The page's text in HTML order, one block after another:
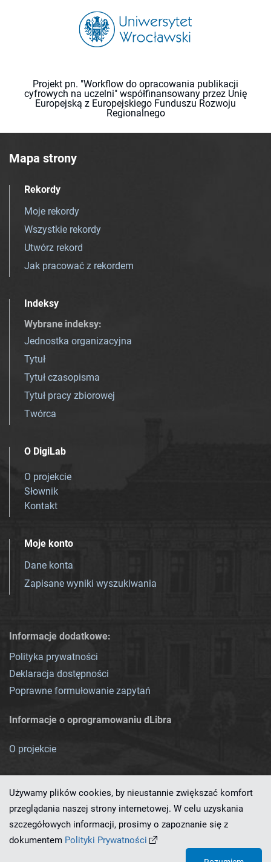
Projekt pn. "Workflow do opracowania publikacji
cyfrowych na uczelni" współfinansowany przez Unię
Europejską z Europejskiego Funduszu Rozwoju
Regionalnego
Mapa strony
Rekordy
Moje rekordy
Wszystkie rekordy
Utwórz rekord
Jak pracować z rekordem
Indeksy
Wybrane indeksy:
Jednostka organizacyjna
Tytuł
Tytuł czasopisma
Tytuł pracy zbiorowej
Twórca
O DigiLab
O projekcie
Słownik
Kontakt
Moje konto
Dane konta
Zapisane wyniki wyszukiwania
Informacje dodatkowe:
Polityka prywatności
Deklaracja dostępności
Poprawne formułowanie zapytań
Informacje o oprogramowaniu dLibra
O projekcie
Ten serwis działa dzięki oprogramowaniu
Używamy plików cookies, by nieustannie zwiększać komfort
przeglądania naszej strony internetowej. W celu uzyskania
szczegółowych informacji, prosimy o zapoznanie się z
dokumentem Polityki Prywatności